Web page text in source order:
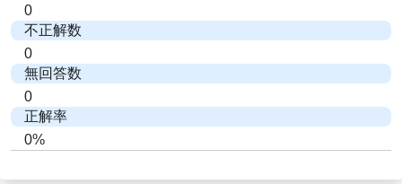
0
不正解数
0
無回答数
0
正解率
0%